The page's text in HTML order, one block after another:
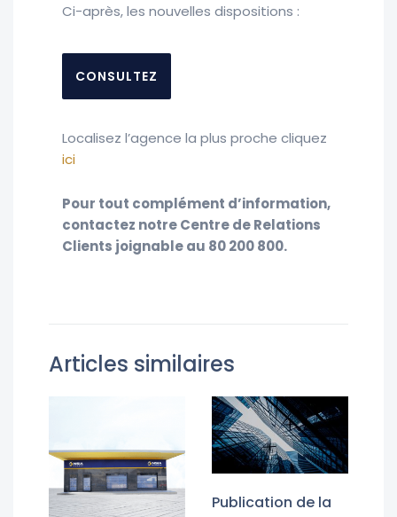
Ci-après, les nouvelles dispositions :
CONSULTEZ
Localisez l’agence la plus proche cliquez
ici
Pour tout complément d’information,
contactez notre Centre de Relations
Clients joignable au 80 200 800.
Articles similaires
Publication de la